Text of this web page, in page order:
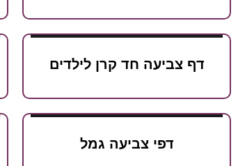
דף צביעה חד קרן לילדים
דפי צביעה גמל